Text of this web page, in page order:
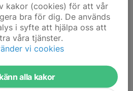
Damer
Herrar,
Damer
Herrar,
främsta placeringarna i respektive
kakor (cookies) för att vår
bra för dig. De används
i syfte att hjälpa oss att
våra tjänster.
vi cookies
alla kakor